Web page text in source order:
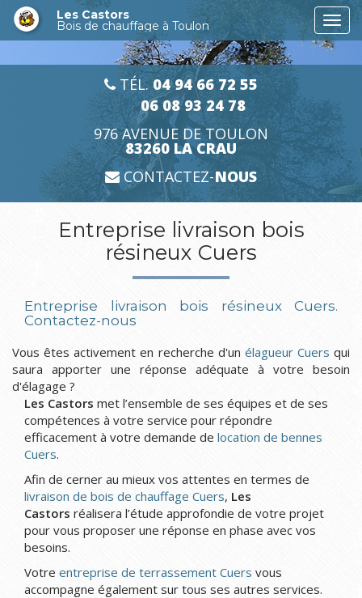
Aller
contenu
Les Castors
Bois de chauffage à Toulon
TÉL. 04 94 66 72 55
06 08 93 24 78
976 AVENUE DE TOULON
83260 LA CRAU
CONTACTEZ-NOUS
Entreprise livraison bois
résineux Cuers
Entreprise livraison bois résineux Cuers.
Contactez-nous
Vous êtes activement en recherche d'un élagueur Cuers qui
saura apporter une réponse adéquate à votre besoin
d'élagage ?
Les Castors met l’ensemble de ses équipes et de ses
compétences à votre service pour répondre
efficacement à votre demande de location de bennes
Cuers.
Afin de cerner au mieux vos attentes en termes de
livraison de bois de chauffage Cuers, Les
Castors réalisera l’étude approfondie de votre projet
pour vous proposer une réponse en phase avec vos
besoins.
Votre entreprise de terrassement Cuers vous
accompagne également sur tous ses autres services.